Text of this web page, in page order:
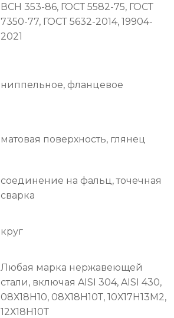
ВСН 353-86, ГОСТ 5582-75, ГОСТ
7350-77, ГОСТ 5632-2014, 19904-
2021
ниппельное, фланцевое
матовая поверхность, глянец
соединение на фальц, точечная
сварка
круг
Любая марка нержавеющей
стали, включая AISI 304, AISI 430,
08Х18Н10, 08Х18Н10Т, 10Х17Н13М2,
12Х18Н10Т